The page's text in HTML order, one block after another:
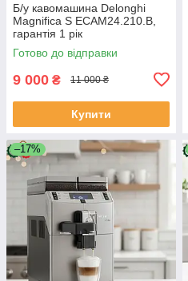
Б/у кавомашина Delonghi
Magnifica S ECAM24.210.B,
гарантія 1 рік
Готово до відправки
9 000 ₴ 11 000 ₴
Купити
–17%